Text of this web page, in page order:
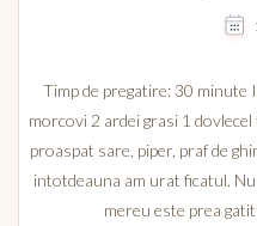
Timp de pregatire: 30 minute
morcovi 2 ardei grasi 1
proaspat sare, piper, praf de
intotdeauna am urat ficatul.
mereu este prea